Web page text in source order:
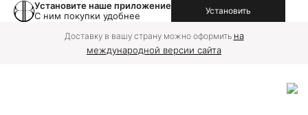
Установите наше приложение
С ним покупки удобнее
Установить
Доставку в вашу страну можно оформить на
международной версии сайта